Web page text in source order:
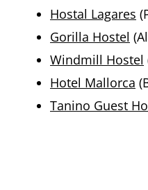
Hostal Lagares
Gorilla Hostel
Windmill Hostel
Hotel Mallorca
Tanino Guest